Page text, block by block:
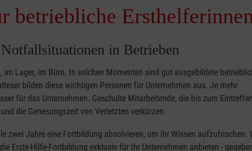
betriebliche
in Betrieben
Lager, im Büro. In solchen Momenten sind gut ausgebildete
bilden diese wichtigen Personen für Unternehmen aus. Je mehr
für das Unternehmen. Geschulte Mitarbeitende, die bis zum
die Genesungszeit von Verletzten verkürzen.
zwei Jahre eine Fortbildung absolvieren, um ihr Wissen aufzufrischen.
Erste-Hilfe-Fortbildung exklusiv für Ihr Unternehmen anbieten -